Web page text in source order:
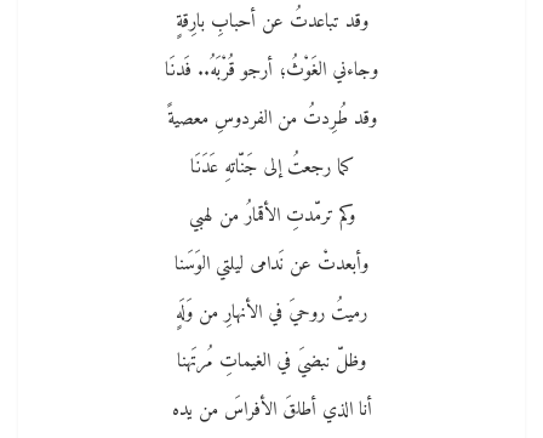
وقد تباعدتُ عن أحبابِ بارِقةٍ
وجاءني الغَوْثُ؛ أرجو قُرْبَهُ.. فَدنَا
وقد طُرِدتُ من الفردوسِ معصيةً
كما رجعتُ إلى جَنّاتهِ عَدَنَا
وكم ترمّدتِ الأقمارُ من لهبي
وأبعدتْ عن نَدامى ليلتي الوَسَنا
رميتُ روحيَ في الأنهارِ من وَلَهٍ
وظلّ نبضيَ في الغيماتِ مُرتَهنا
أنا الذي أطلقَ الأفراسَ من يده